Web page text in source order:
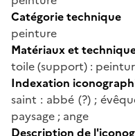
Catégorie technique
peinture
Matériaux et
toile (support) :
Indexation
saint : abbé (?) ;
paysage ; ange
Description de